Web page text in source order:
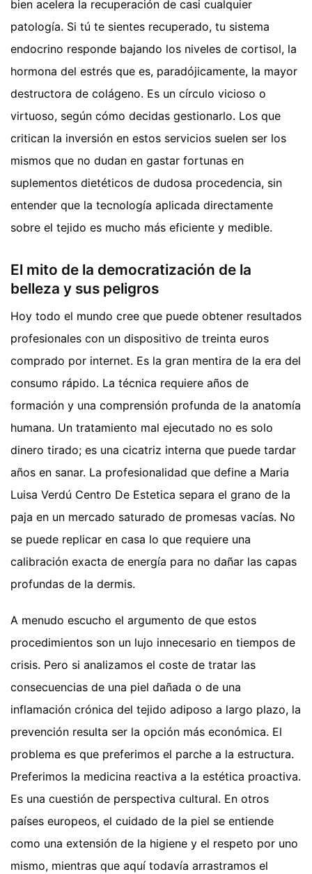
bien acelera la recuperación de casi cualquier
patología. Si tú te sientes recuperado, tu sistema
endocrino responde bajando los niveles de cortisol, la
hormona del estrés que es, paradójicamente, la mayor
destructora de colágeno. Es un círculo vicioso o
virtuoso, según cómo decidas gestionarlo. Los que
critican la inversión en estos servicios suelen ser los
mismos que no dudan en gastar fortunas en
suplementos dietéticos de dudosa procedencia, sin
entender que la tecnología aplicada directamente
sobre el tejido es mucho más eficiente y medible.
El mito de la democratización de la
belleza y sus peligros
Hoy todo el mundo cree que puede obtener resultados
profesionales con un dispositivo de treinta euros
comprado por internet. Es la gran mentira de la era del
consumo rápido. La técnica requiere años de
formación y una comprensión profunda de la anatomía
humana. Un tratamiento mal ejecutado no es solo
dinero tirado; es una cicatriz interna que puede tardar
años en sanar. La profesionalidad que define a Maria
Luisa Verdú Centro De Estetica separa el grano de la
paja en un mercado saturado de promesas vacías. No
se puede replicar en casa lo que requiere una
calibración exacta de energía para no dañar las capas
profundas de la dermis.
A menudo escucho el argumento de que estos
procedimientos son un lujo innecesario en tiempos de
crisis. Pero si analizamos el coste de tratar las
consecuencias de una piel dañada o de una
inflamación crónica del tejido adiposo a largo plazo, la
prevención resulta ser la opción más económica. El
problema es que preferimos el parche a la estructura.
Preferimos la medicina reactiva a la estética proactiva.
Es una cuestión de perspectiva cultural. En otros
países europeos, el cuidado de la piel se entiende
como una extensión de la higiene y el respeto por uno
mismo, mientras que aquí todavía arrastramos el